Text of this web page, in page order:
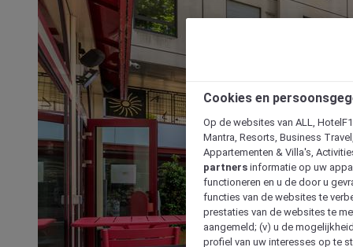
Cookies en
Op de websites van ALL,
Mantra, Resorts, Business
Appartementen & Villa's,
partners informatie op uw
functioneren en u de door u
functies van de websites te
prestaties van de websites te
aangemeld; (v) u de
profiel van uw interesses op te